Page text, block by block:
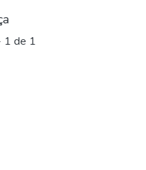
1 de 1